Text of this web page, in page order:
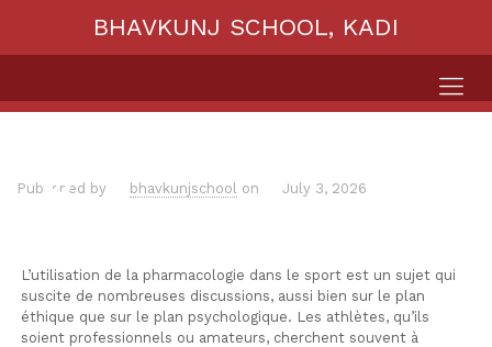
BHAVKUNJ SCHOOL, KADI
Published by bhavkunjschool on July 3, 2026
L’utilisation de la pharmacologie dans le sport est un sujet qui
suscite de nombreuses discussions, aussi bien sur le plan
éthique que sur le plan psychologique. Les athlètes, qu’ils
soient professionnels ou amateurs, cherchent souvent à